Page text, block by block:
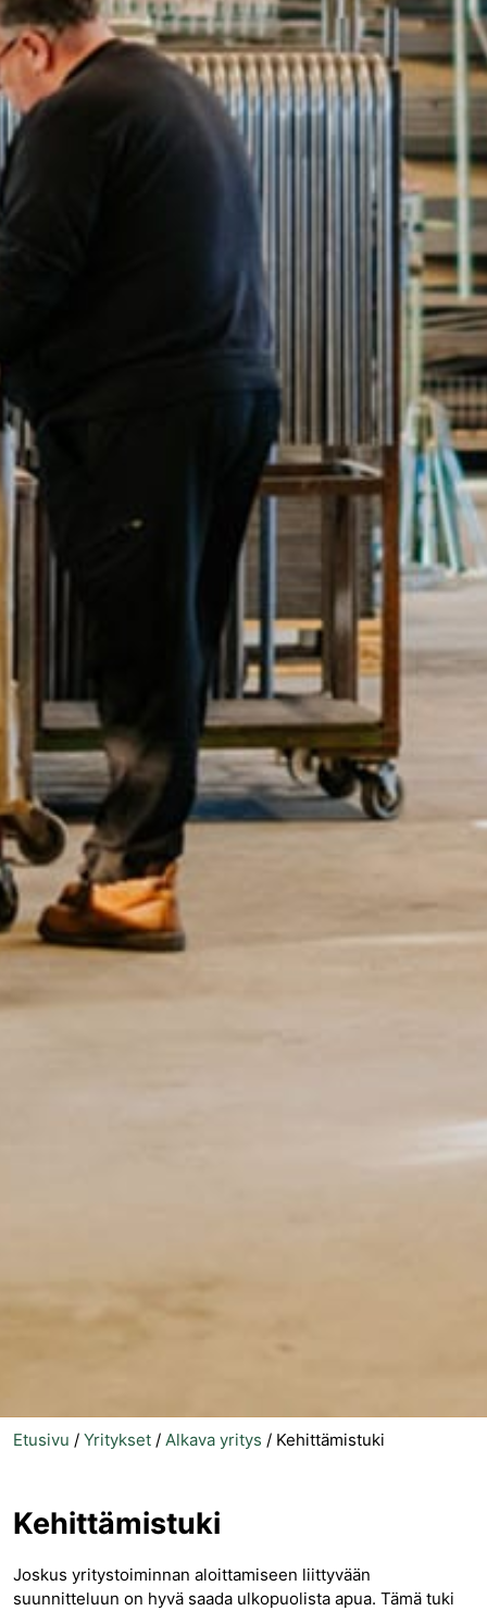
Etusivu /Yritykset /Alkava yritys / Kehittämistuki
Kehittämistuki
Joskus yritystoiminnan aloittamiseen liittyvään
suunnitteluun on hyvä saada ulkopuolista apua. Tämä tuki